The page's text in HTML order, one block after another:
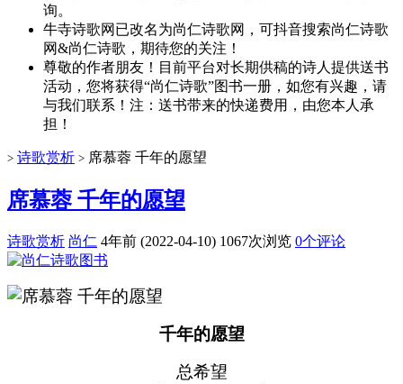
询。
牛寺诗歌网已改名为尚仁诗歌网，可抖音搜索尚仁诗歌
网&尚仁诗歌，期待您的关注！
尊敬的作者朋友！目前平台对长期供稿的诗人提供送书
活动，您将获得“尚仁诗歌”图书一册，如您有兴趣，请
与我们联系！注：送书带来的快递费用，由您本人承
担！
> 诗歌赏析 > 席慕蓉 千年的愿望
席慕蓉 千年的愿望
诗歌赏析 尚仁 4年前 (2022-04-10) 1067次浏览 0个评论
千年的愿望
总希望